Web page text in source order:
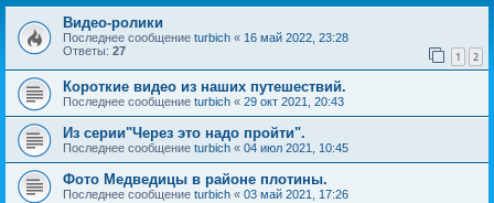
Видео-ролики
Последнее сообщение turbich « 16 май 2022, 23:28
Ответы: 27 1 2
Короткие видео из наших путешествий.
Последнее сообщение turbich « 29 окт 2021, 20:43
Из серии"Через это надо пройти".
Последнее сообщение turbich « 04 июл 2021, 10:45
Фото Медведицы в районе плотины.
Последнее сообщение turbich « 03 май 2021, 17:26